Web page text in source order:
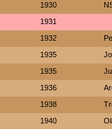
1930
1931
1932
1935
1935
1936
1938
1940